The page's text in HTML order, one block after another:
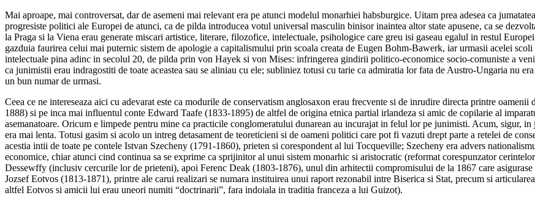
Mai aproape, mai controversat, dar de asemeni mai relevant era pe atunci modelul monarhiei habsburgice. Uitam prea adesea ca
progresiste politici ale Europei de atunci, ca de pilda introducea votul universal masculin binisor inaintea altor state apusene, ca se
la Praga si la Viena erau generate miscari artistice, literare, filozofice, intelectuale, psihologice care greu isi gaseau egalul in restul
gazduia faurirea celui mai puternic sistem de apologie a capitalismului prin scoala creata de Eugen Bohm-Bawerk, iar urmasii acelei
intelectuale pina adinc in secolul 20, de pilda prin von Hayek si von Mises: infringerea gindirii politico-economice socio-comuniste a
ca junimistii erau indragostiti de toate aceastea sau se aliniau cu ele; subliniez totusi cu tarie ca admiratia lor fata de Austro-Ungaria nu
un bun numar de urmasi.
Ceea ce ne intereseaza aici cu adevarat este ca modurile de conservatism anglosaxon erau frecvente si de inrudire directa printre
1888) si pe inca mai influentul conte Edward Taafe (1833-1895) de altfel de origina etnica partial irlandeza si amic de copilarie al
asemanatoare. Oricum e limpede pentru mine ca practicile conglomeratului dunarean au incurajat in felul lor pe junimisti. Acum, sigur,
era mai lenta. Totusi gasim si acolo un intreg detasament de teoreticieni si de oameni politici care pot fi vazuti drept parte a retelei de
acestia intii de toate pe contele Istvan Szecheny (1791-1860), prieten si corespondent al lui Tocqueville; Szecheny era advers
economice, chiar atunci cind continua sa se exprime ca sprijinitor al unui sistem monarhic si aristocratic (reformat corespunzator
Dessewffy (inclusiv cercurile lor de prieteni), apoi Ferenc Deak (1803-1876), unul din arhitectii compromisului de la 1867 care
Jozsef Eotvos (1813-1871), printre ale carui realizari se numara instituirea unui raport rezonabil intre Biserica si Stat, precum si
altfel Eotvos si amicii lui erau uneori numiti “doctrinarii”, fara indoiala in traditia franceza a lui Guizot).